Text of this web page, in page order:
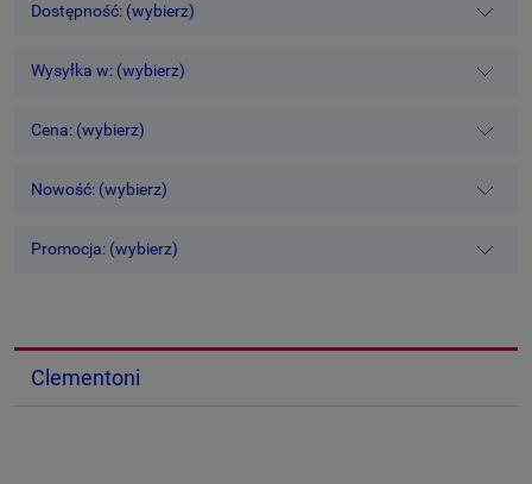
Dostępność: (wybierz)
Wysyłka w: (wybierz)
Cena: (wybierz)
Nowość: (wybierz)
Promocja: (wybierz)
Clementoni